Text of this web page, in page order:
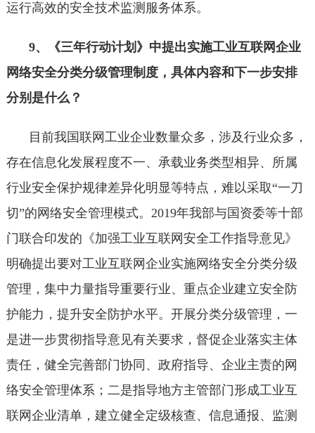
运行高效的安全技术监测服务体系。
9、《三年行动计划》中提出实施工业互联网企业
网络安全分类分级管理制度，具体内容和下一步安排
分别是什么？
目前我国联网工业企业数量众多，涉及行业众多，
存在信息化发展程度不一、承载业务类型相异、所属
行业安全保护规律差异化明显等特点，难以采取“一刀
切”的网络安全管理模式。2019年我部与国资委等十部
门联合印发的《加强工业互联网安全工作指导意见》
明确提出要对工业互联网企业实施网络安全分类分级
管理，集中力量指导重要行业、重点企业建立安全防
护能力，提升安全防护水平。开展分类分级管理，一
是进一步贯彻指导意见有关要求，督促企业落实主体
责任，健全完善部门协同、政府指导、企业主责的网
络安全管理体系；二是指导地方主管部门形成工业互
联网企业清单，建立健全定级核查、信息通报、监测